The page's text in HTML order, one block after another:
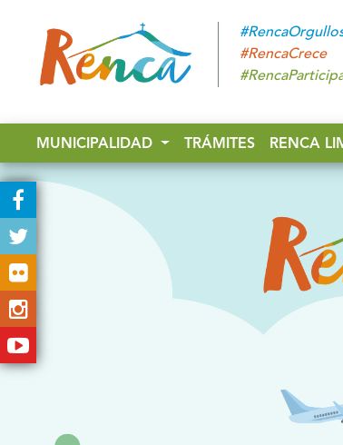
#RencaCrece
MUNICIPALIDAD TRÁMITES RENCA